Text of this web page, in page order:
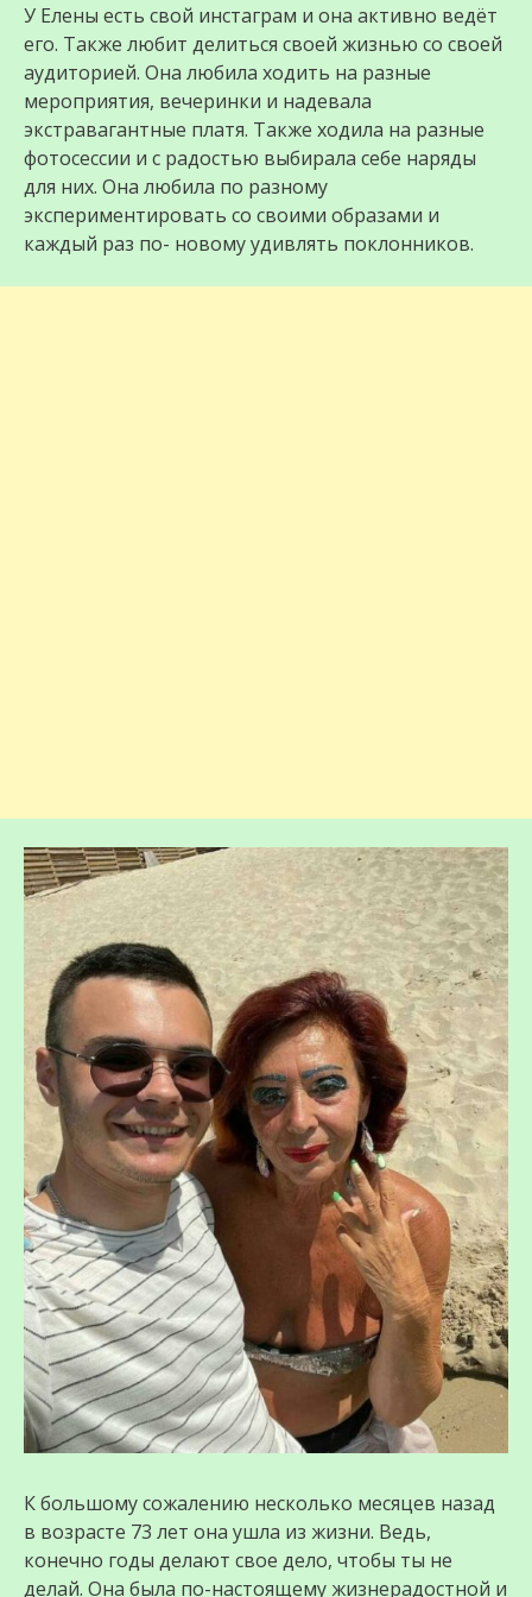
У Елены есть свой инстаграм и она активно ведёт
его. Также любит делиться своей жизнью со своей
аудиторией. Она любила ходить на разные
мероприятия, вечеринки и надевала
экстравагантные платя. Также ходила на разные
фотосессии и с радостью выбирала себе наряды
для них. Она любила по разному
экспериментировать со своими образами и
каждый раз по- новому удивлять поклонников.
К большому сожалению несколько месяцев назад
в возрасте 73 лет она ушла из жизни. Ведь,
конечно годы делают свое дело, чтобы ты не
делай. Она была по-настоящему жизнерадостной и